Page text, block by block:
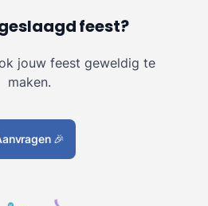
feest?
jouw feest geweldig te
maken.
🎉